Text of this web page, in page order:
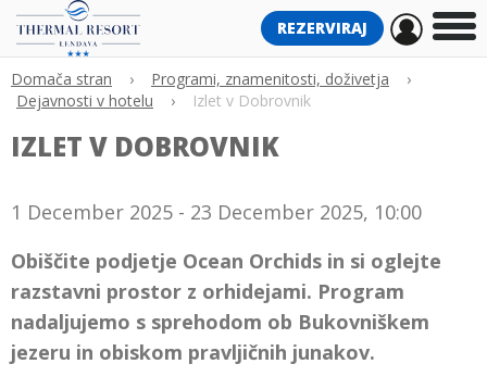
REZERVIRAJ
Domača stran › Programi, znamenitosti, doživetja
›
Dejavnosti v hotelu
› Izlet v Dobrovnik
IZLET V DOBROVNIK
1 December 2025 - 23 December 2025, 10:00
Obiščite podjetje Ocean Orchids in si oglejte
razstavni prostor z orhidejami. Program
nadaljujemo s sprehodom ob Bukovniškem
jezeru in obiskom pravljičnih junakov.